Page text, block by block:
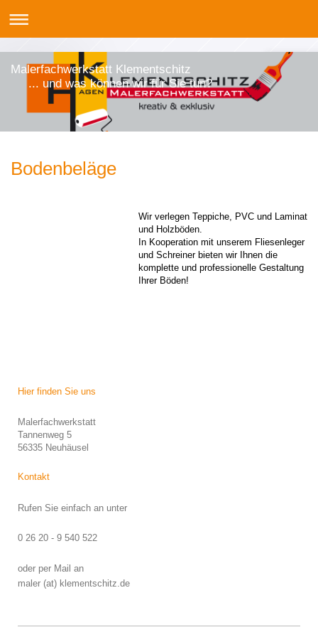
Malerfachwerkstatt Klementschitz
... und was können wir für Sie tun?
Bodenbeläge
Wir verlegen Teppiche, PVC und Laminat
und Holzböden.
In Kooperation mit unserem Fliesenleger
und Schreiner bieten wir Ihnen die
komplette und professionelle Gestaltung
Ihrer Böden!
Hier finden Sie uns
Malerfachwerkstatt
Tannenweg 5
56335 Neuhäusel
Kontakt
Rufen Sie einfach an unter
0 26 20 - 9 540 522
oder per Mail an
maler (at) klementschitz.de